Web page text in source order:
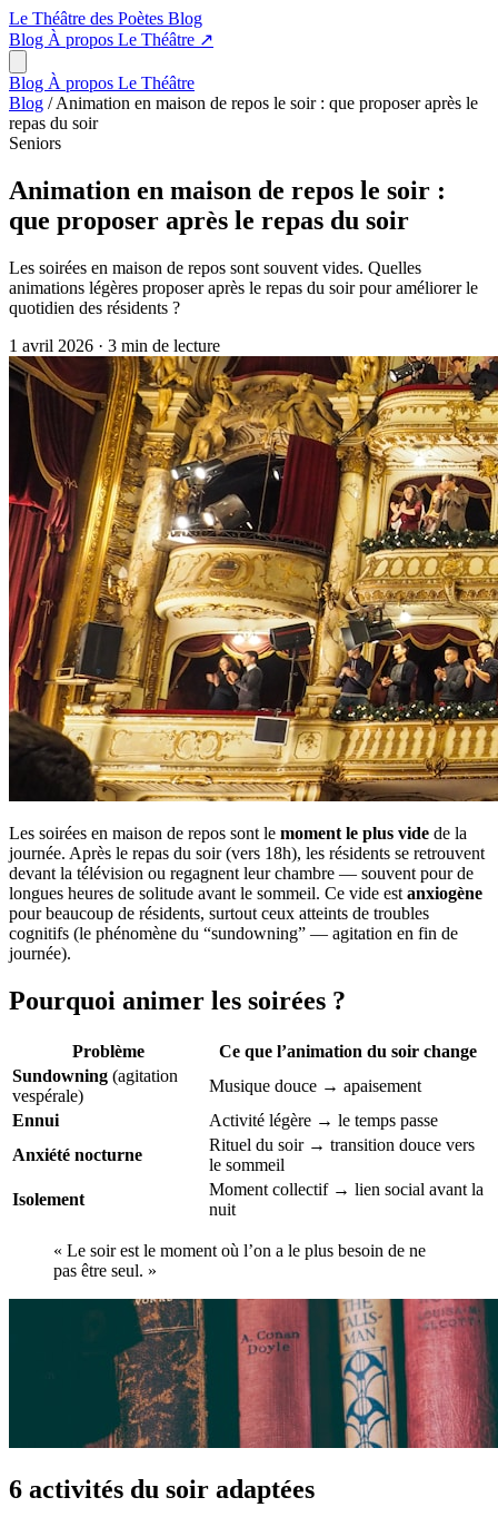
Le Théâtre des Poètes Blog
Blog À propos Le Théâtre ↗
Blog À propos Le Théâtre
Blog / Animation en maison de repos le soir : que proposer après le
repas du soir
Seniors
Animation en maison de repos le soir :
que proposer après le repas du soir
Les soirées en maison de repos sont souvent vides. Quelles
animations légères proposer après le repas du soir pour améliorer le
quotidien des résidents ?
1 avril 2026 · 3 min de lecture
Les soirées en maison de repos sont le moment le plus vide de la
journée. Après le repas du soir (vers 18h), les résidents se retrouvent
devant la télévision ou regagnent leur chambre — souvent pour de
longues heures de solitude avant le sommeil. Ce vide est anxiogène
pour beaucoup de résidents, surtout ceux atteints de troubles
cognitifs (le phénomène du “sundowning” — agitation en fin de
journée).
Pourquoi animer les soirées ?
Problème
Ce que l’animation du soir change
Sundowning (agitation
vespérale)
Musique douce → apaisement
Ennui
Activité légère → le temps passe
Anxiété nocturne
Rituel du soir → transition douce vers
le sommeil
Isolement
Moment collectif → lien social avant la
nuit
« Le soir est le moment où l’on a le plus besoin de ne
pas être seul. »
6 activités du soir adaptées